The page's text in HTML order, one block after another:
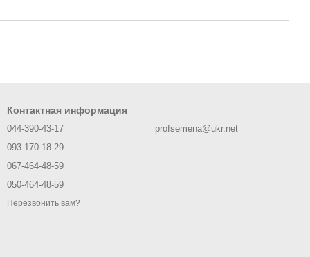
Контактная информация
044-390-43-17
093-170-18-29
067-464-48-59
050-464-48-59
Перезвонить вам?
profsemena@ukr.net